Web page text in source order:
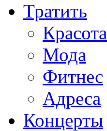
Тратить
Красота
Мода
Фитнес
Адреса
Концерты